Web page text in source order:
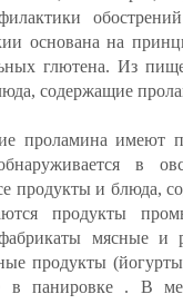
основана на
глютена. Из
содержащие
проламина имеют
в
продукты и блюда,
продукты
мясные и
продукты
в панировке . В